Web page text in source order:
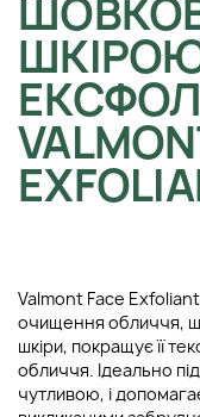
Valmont Face
очищення обличчя,
шкіри, покращує її
обличчя. Ідеально
чутливою, і